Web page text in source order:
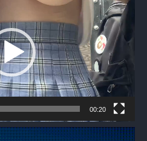
00:20